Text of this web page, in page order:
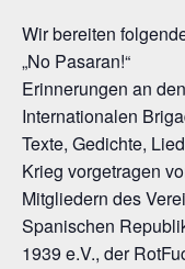
Wir bereiten
„No Pasaran!“
Erinnerungen an
Internationalen
Texte, Gedichte,
Krieg vorgetragen
Mitgliedern des
Spanischen
1939 e.V., der